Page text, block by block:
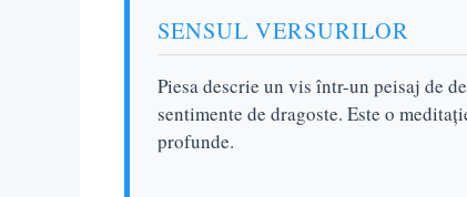
SENSUL VERSURILOR
Piesa descrie un vis într-un peisaj de
sentimente de dragoste. Este o
profunde.